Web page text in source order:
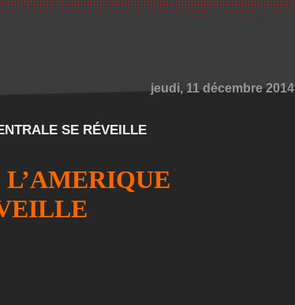
jeudi, 11 décembre 2014
SE RÉVEILLE